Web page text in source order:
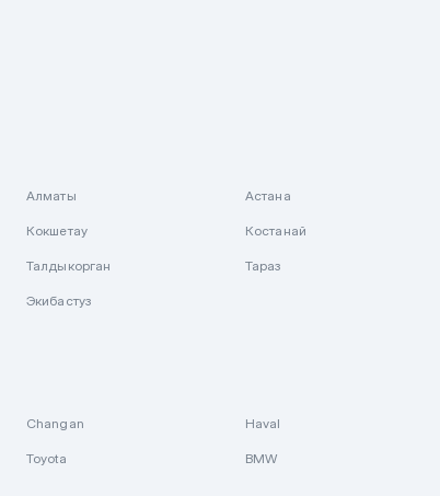
Алматы Астана
Кокшетау Костанай
Талдыкорган Тараз
Экибастуз
Changan Haval
Toyota BMW